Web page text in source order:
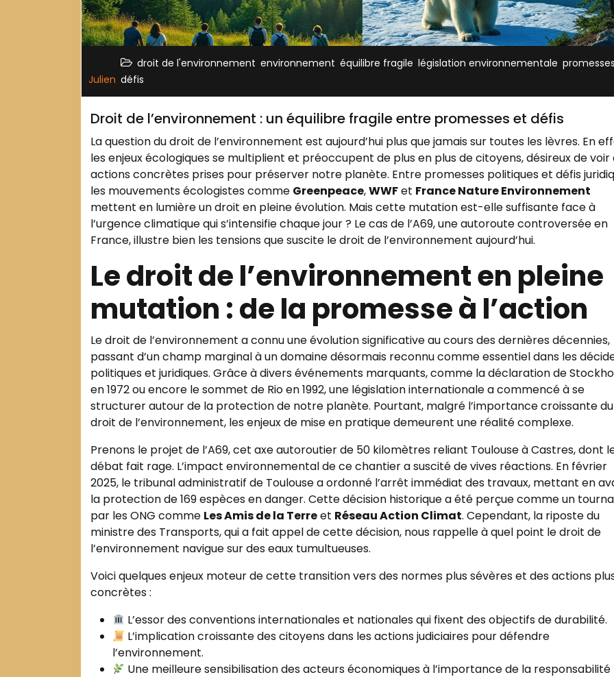
Julien
droit de l'environnement environnement équilibre fragile législation environnementale
défis
Droit de l’environnement : un équilibre fragile entre promesses et défis
La question du droit de l’environnement est aujourd’hui plus que jamais sur toutes les lèvres. En
les enjeux écologiques se multiplient et préoccupent de plus en plus de citoyens, désireux de voir
actions concrètes prises pour préserver notre planète. Entre promesses politiques et défis
les mouvements écologistes comme Greenpeace,WWFet France Nature Environnement
mettent en lumière un droit en pleine évolution. Mais cette mutation est-elle suffisante face à
l’urgence climatique qui s’intensifie chaque jour ? Le cas de l’A69, une autoroute controversée en
France, illustre bien les tensions que suscite le droit de l’environnement aujourd’hui.
Le droit de l’environnement en pleine
mutation : de la promesse à l’action
Le droit de l’environnement a connu une évolution significative au cours des dernières décennies,
passant d’un champ marginal à un domaine désormais reconnu comme essentiel dans les
politiques et juridiques. Grâce à divers événements marquants, comme la déclaration de
en 1972 ou encore le sommet de Rio en 1992, une législation internationale a commencé à se
structurer autour de la protection de notre planète. Pourtant, malgré l’importance croissante du
droit de l’environnement, les enjeux de mise en pratique demeurent une réalité complexe.
Prenons le projet de l’A69, cet axe autoroutier de 50 kilomètres reliant Toulouse à Castres, dont
débat fait rage. L’impact environnemental de ce chantier a suscité de vives réactions. En février
2025, le tribunal administratif de Toulouse a ordonné l’arrêt immédiat des travaux, mettant en
la protection de 169 espèces en danger. Cette décision historique a été perçue comme un
par les ONG comme Les Amis de la Terreet Réseau Action Climat. Cependant, la riposte du
ministre des Transports, qui a fait appel de cette décision, nous rappelle à quel point le droit de
l’environnement navigue sur des eaux tumultueuses.
Voici quelques enjeux moteur de cette transition vers des normes plus sévères et des actions
concrètes :
L’essor des conventions internationales et nationales qui fixent des objectifs de durabilité.
L’implication croissante des citoyens dans les actions judiciaires pour défendre
l’environnement.
Une meilleure sensibilisation des acteurs économiques à l’importance de la responsabilité